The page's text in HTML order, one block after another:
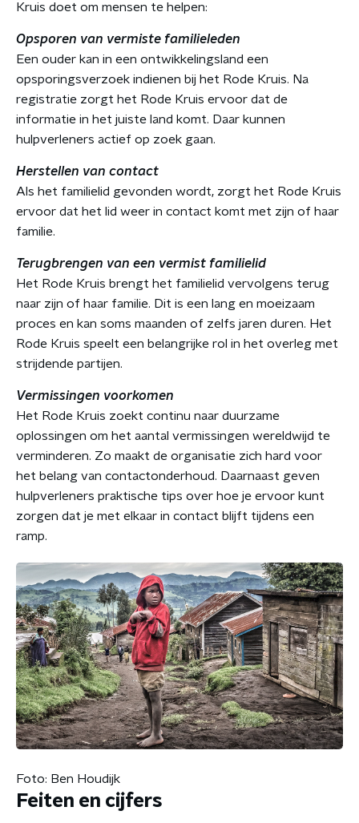
Kruis doet om mensen te helpen:
Opsporen van vermiste familieleden
Een ouder kan in een ontwikkelingsland een
opsporingsverzoek indienen bij het Rode Kruis. Na
registratie zorgt het Rode Kruis ervoor dat de
informatie in het juiste land komt. Daar kunnen
hulpverleners actief op zoek gaan.
Herstellen van contact
Als het familielid gevonden wordt, zorgt het Rode Kruis
ervoor dat het lid weer in contact komt met zijn of haar
familie.
Terugbrengen van een vermist familielid
Het Rode Kruis brengt het familielid vervolgens terug
naar zijn of haar familie. Dit is een lang en moeizaam
proces en kan soms maanden of zelfs jaren duren. Het
Rode Kruis speelt een belangrijke rol in het overleg met
strijdende partijen.
Vermissingen voorkomen
Het Rode Kruis zoekt continu naar duurzame
oplossingen om het aantal vermissingen wereldwijd te
verminderen. Zo maakt de organisatie zich hard voor
het belang van contactonderhoud. Daarnaast geven
hulpverleners praktische tips over hoe je ervoor kunt
zorgen dat je met elkaar in contact blijft tijdens een
ramp.
Foto: Ben Houdijk
Feiten en cijfers